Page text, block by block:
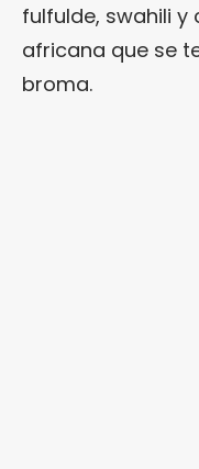
fulfulde, swahili
africana que se
broma.